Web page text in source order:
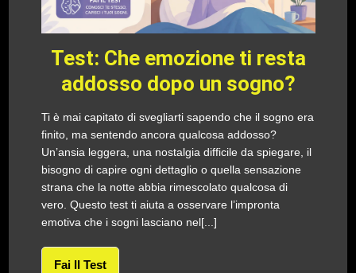
Test: Che emozione ti resta
addosso dopo un sogno?
Ti è mai capitato di svegliarti sapendo che il sogno era
finito, ma sentendo ancora qualcosa addosso?
Un’ansia leggera, una nostalgia difficile da spiegare, il
bisogno di capire ogni dettaglio o quella sensazione
strana che la notte abbia rimescolato qualcosa di
vero. Questo test ti aiuta a osservare l’impronta
emotiva che i sogni lasciano nel[...]
Fai Il Test